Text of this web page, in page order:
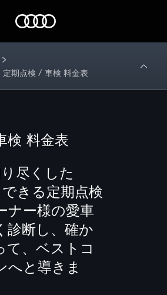
期点検 / 車検 料金表
検 料金表
尽くした
きる定期点検
ナー様の愛車
診断し、確か
て、ベストコ
へと導きま